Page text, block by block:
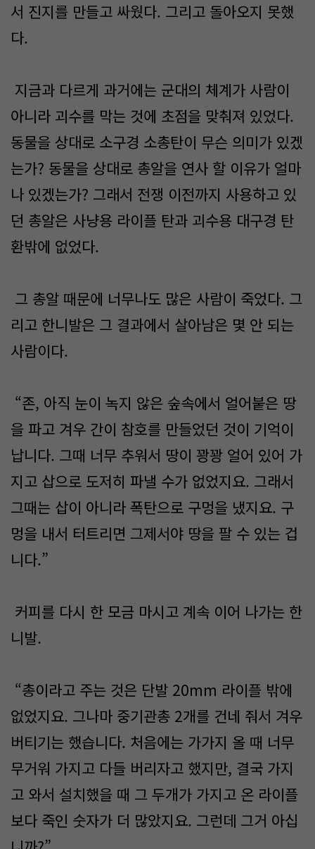
서 진지를 만들고 싸웠다. 그리고 돌아오지 못했
다.
지금과 다르게 과거에는 군대의 체계가 사람이
아니라 괴수를 막는 것에 초점을 맞춰져 있었다.
동물을 상대로 소구경 소총탄이 무슨 의미가 있겠
는가? 동물을 상대로 총알을 연사 할 이유가 얼마
나 있겠는가? 그래서 전쟁 이전까지 사용하고 있
던 총알은 사냥용 라이플 탄과 괴수용 대구경 탄
환밖에 없었다.
그 총알 때문에 너무나도 많은 사람이 죽었다. 그
리고 한니발은 그 결과에서 살아남은 몇 안 되는
사람이다.
“존, 아직 눈이 녹지 않은 숲속에서 얼어붙은 땅
을 파고 겨우 간이 참호를 만들었던 것이 기억이
납니다. 그때 너무 추워서 땅이 꽝꽝 얼어 있어 가
지고 삽으로 도저히 파낼 수가 없었지요. 그래서
그때는 삽이 아니라 폭탄으로 구멍을 냈지요. 구
멍을 내서 터트리면 그제서야 땅을 팔 수 있는 겁
니다.”
커피를 다시 한 모금 마시고 계속 이어 나가는 한
니발.
“총이라고 주는 것은 단발 20mm 라이플 밖에
없었지요. 그나마 중기관총 2개를 건네 줘서 겨우
버티기는 했습니다. 처음에는 가가지 올 때 너무
무거워 가지고 다들 버리자고 했지만, 결국 가지
고 와서 설치했을 때 그 두개가 가지고 온 라이플
보다 죽인 숫자가 더 많았지요. 그런데 그거 아십